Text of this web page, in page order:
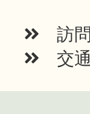
－
訪
交